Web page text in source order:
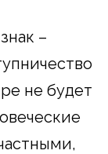
–
не будет